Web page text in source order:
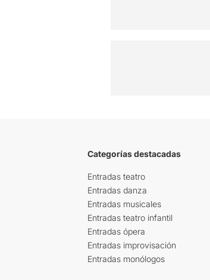
Categorías destacadas
Entradas teatro
Entradas danza
Entradas musicales
Entradas teatro infantil
Entradas ópera
Entradas improvisación
Entradas monólogos